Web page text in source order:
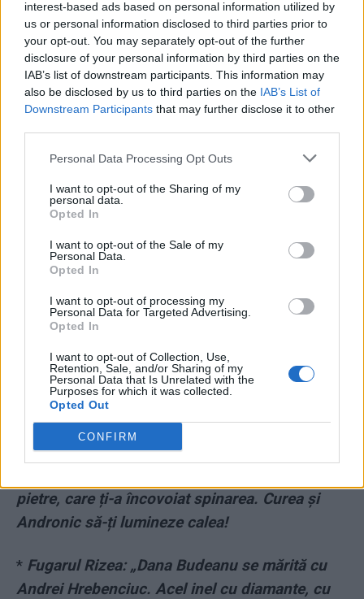
interest-based ads based on personal information utilized by
us or personal information disclosed to third parties prior to
your opt-out. You may separately opt-out of the further
disclosure of your personal information by third parties on the
IAB’s list of downstream participants. This information may
also be disclosed by us to third parties on the IAB’s List of
Downstream Participants that may further disclose it to other
Personal Data Processing Opt Outs
I want to opt-out of the Sharing of my
personal data.
Opted In
I want to opt-out of the Sale of my
Personal Data.
Opted In
I want to opt-out of processing my
Personal Data for Targeted Advertising.
Opted In
I want to opt-out of Collection, Use,
Retention, Sale, and/or Sharing of my
Personal Data that Is Unrelated with the
Purposes for which it was collected.
Opted Out
CONFIRM
intrare în România! A fost întors de la Vama
Albița
*Fostul șef al ANI, Horia Georgescu, se
distrează pe un yacht de lux, cu șampanie
scumpă, pe Coasta de Azur. Dezvăluirile
fugarului Rizea
ad
pietre, care ți-a încovoiat spinarea. Curea și
Andronic să-ți lumineze calea!
* Fugarul Rizea: „Dana Budeanu se mărită cu
Andrei Hrebenciuc. Acel inel cu diamante, cu